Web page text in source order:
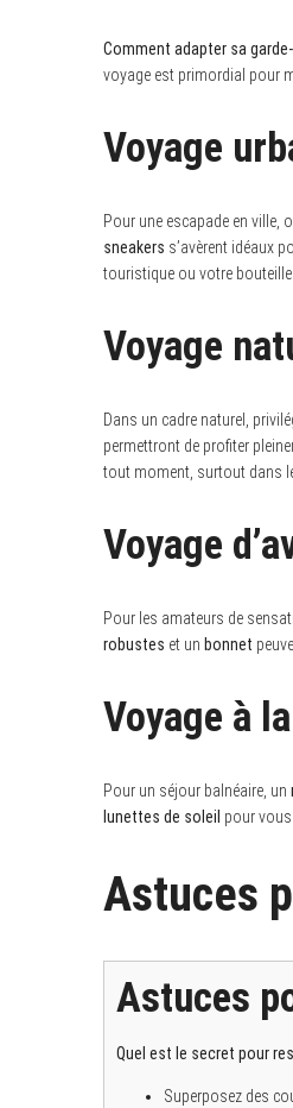
Comment adapter sa
voyage est primordial pour
Voyage
Pour une escapade en ville,
sneakers s’avèrent idéaux
touristique ou votre bouteille
Voyage
Dans un cadre naturel,
permettront de profiter
tout moment, surtout dans
Voyage
Pour les amateurs de
robustes et un bonnet
Voyage à
Pour un séjour balnéaire, un
lunettes de soleil pour
Astuces
Astuces
Quel est le secret pour
Superposez des